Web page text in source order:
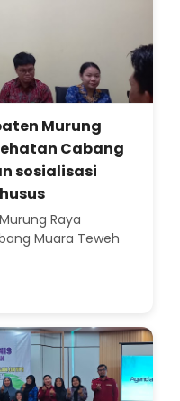
Murung
Cabang
sosialisasi
Raya
Muara Teweh